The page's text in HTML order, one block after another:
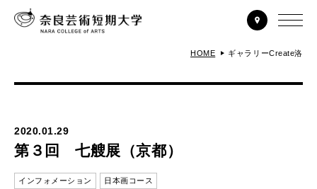
HOME ギャラリーCreate洛
2020.01.29
第３回 七艘展（京都）
インフォメーション 日本画コース